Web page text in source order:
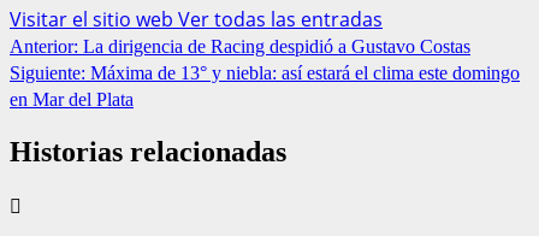
Visitar el sitio web Ver todas las entradas
Anterior: La dirigencia de Racing despidió a Gustavo Costas
Siguiente: Máxima de 13° y niebla: así estará el clima este domingo
en Mar del Plata
Historias relacionadas